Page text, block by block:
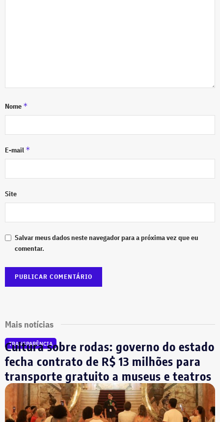
Nome *
E-mail *
Site
Salvar meus dados neste navegador para a próxima vez que eu
comentar.
Mais notícias
TRANSPARÊNCIA
Cultura sobre rodas: governo do estado
fecha contrato de R$ 13 milhões para
transporte gratuito a museus e teatros